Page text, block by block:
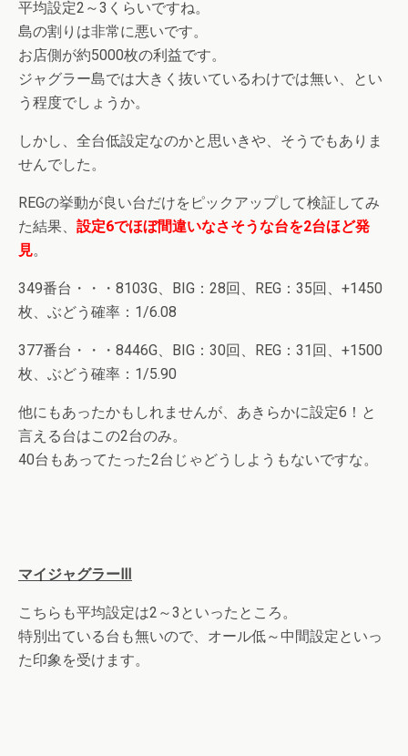
平均設定2～3くらいですね。
島の割りは非常に悪いです。
お店側が約5000枚の利益です。
ジャグラー島では大きく抜いているわけでは無い、とい
う程度でしょうか。
しかし、全台低設定なのかと思いきや、そうでもありま
せんでした。
REGの挙動が良い台だけをピックアップして検証してみ
た結果、 設定6でほぼ間違いなさそうな台を2台ほど発
見。
349番台・・・8103G、BIG：28回、REG：35回、+1450
枚、ぶどう確率：1/6.08
377番台・・・8446G、BIG：30回、REG：31回、+1500
枚、ぶどう確率：1/5.90
他にもあったかもしれませんが、あきらかに設定6！と
言える台はこの2台のみ。
40台もあってたった2台じゃどうしようもないですな。
マイジャグラーⅢ
こちらも平均設定は2～3といったところ。
特別出ている台も無いので、オール低～中間設定といっ
た印象を受けます。